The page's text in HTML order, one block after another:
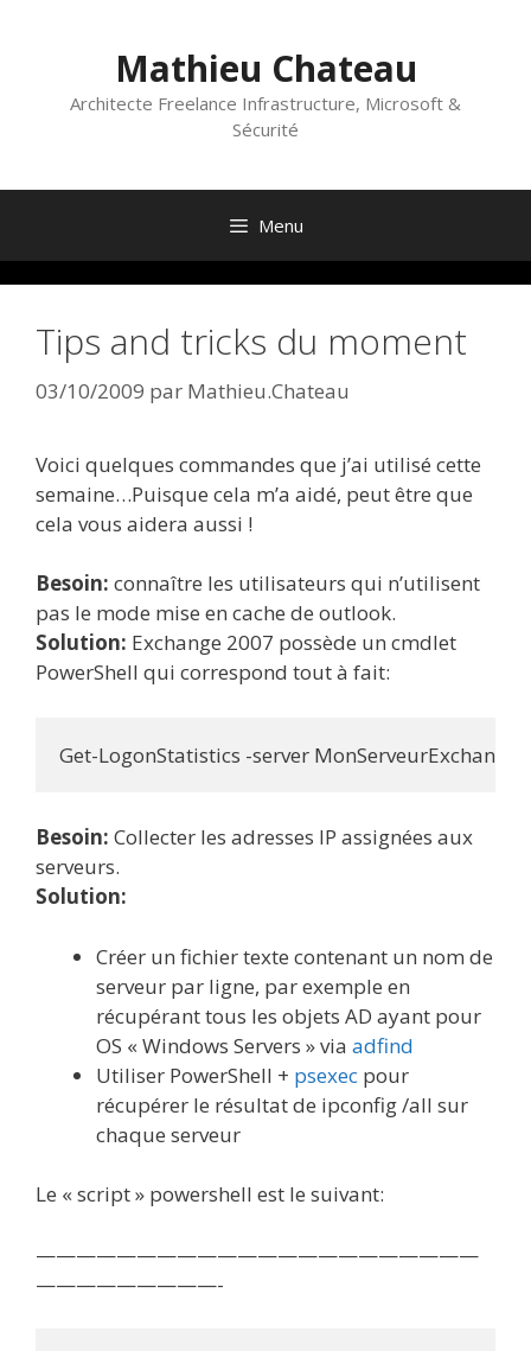
Mathieu Chateau
Architecte Freelance Infrastructure, Microsoft &
Sécurité
Menu
Tips and tricks du moment
03/10/2009 par Mathieu.Chateau
Voici quelques commandes que j’ai utilisé cette
semaine…Puisque cela m’a aidé, peut être que
cela vous aidera aussi !
Besoin: connaître les utilisateurs qui n’utilisent
pas le mode mise en cache de outlook.
Solution: Exchange 2007 possède un cmdlet
PowerShell qui correspond tout à fait:
Get-LogonStatistics -server
Besoin: Collecter les adresses IP assignées aux
serveurs.
Solution:
Créer un fichier texte contenant un nom de
serveur par ligne, par exemple en
récupérant tous les objets AD ayant pour
OS « Windows Servers » via adfind
Utiliser PowerShell + psexec pour
récupérer le résultat de ipconfig /all sur
chaque serveur
Le « script » powershell est le suivant:
——————————————————————
—————————-